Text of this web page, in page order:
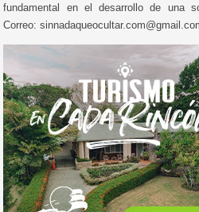
fundamental en el desarrollo de una
Correo: